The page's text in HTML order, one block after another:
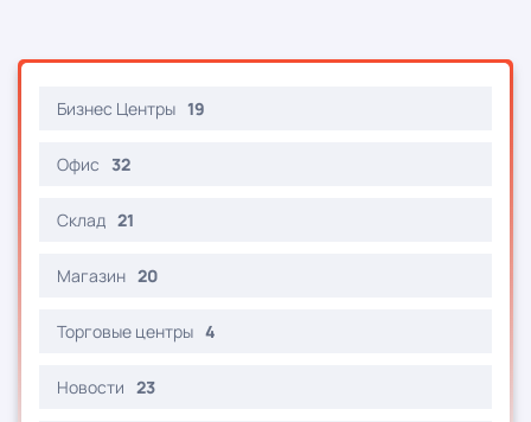
Бизнес Центры 19
Офис 32
Склад 21
Магазин 20
Торговые центры 4
Новости 23